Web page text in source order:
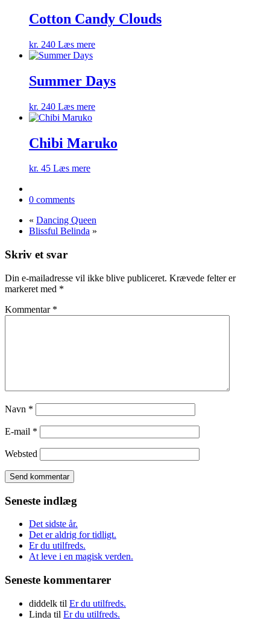
Cotton Candy Clouds
kr. 240 Læs mere
Summer Days
kr. 240 Læs mere
Chibi Maruko
kr. 45 Læs mere
0 comments
« Dancing Queen
Blissful Belinda »
Skriv et svar
Din e-mailadresse vil ikke blive publiceret. Krævede felter er
markeret med *
Kommentar *
Navn *
E-mail *
Websted
Seneste indlæg
Det sidste år.
Det er aldrig for tidligt.
Er du utilfreds.
At leve i en magisk verden.
Seneste kommentarer
diddelk til Er du utilfreds.
Linda til Er du utilfreds.